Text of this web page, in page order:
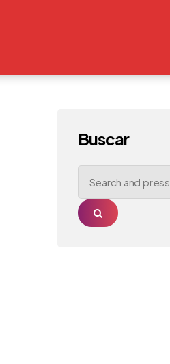
Buscar
Search
for:
Search